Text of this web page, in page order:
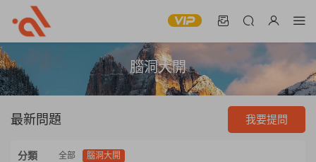
腦洞大開
最新問題 我要提問
分類 全部 腦洞大開